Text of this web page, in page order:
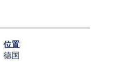
位置
德国